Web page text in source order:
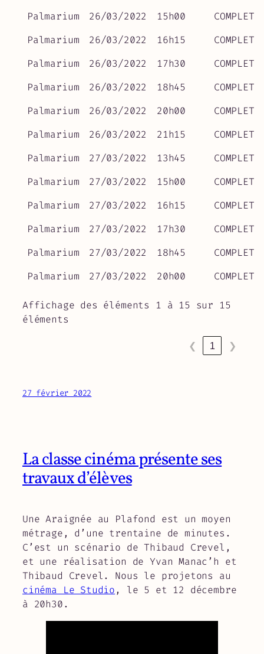
Palmarium
26/03/2022 15h00
COMPLET
Palmarium
26/03/2022 16h15
COMPLET
Palmarium
26/03/2022 17h30
COMPLET
Palmarium
26/03/2022 18h45
COMPLET
Palmarium
26/03/2022 20h00
COMPLET
Palmarium
26/03/2022 21h15
COMPLET
Palmarium
27/03/2022 13h45
COMPLET
Palmarium
27/03/2022 15h00
COMPLET
Palmarium
27/03/2022 16h15
COMPLET
Palmarium
27/03/2022 17h30
COMPLET
Palmarium
27/03/2022 18h45
COMPLET
Palmarium
27/03/2022 20h00 COMPLET
Affichage des éléments 1 à 15 sur 15
éléments
❮ 1 ❯
27 février 2022
La classe cinéma présente ses
travaux d’élèves
Une Araignée au Plafond est un moyen
métrage, d’une trentaine de minutes.
C’est un scénario de Thibaud Crevel,
et une réalisation de Yvan Manac’h et
Thibaud Crevel. Nous le projetons au
cinéma Le Studio, le 5 et 12 décembre
à 20h30.